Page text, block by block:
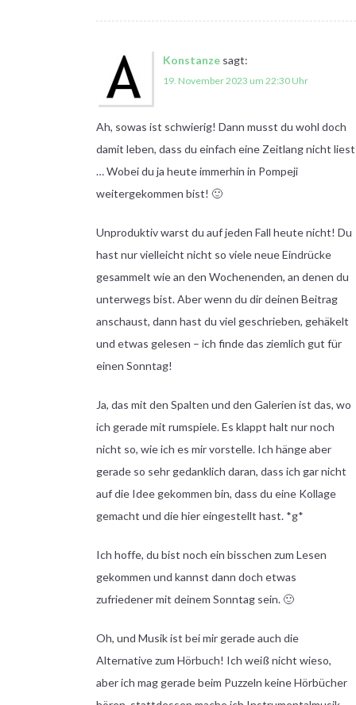
Konstanze sagt:
19. November 2023 um 22:30 Uhr
Ah, sowas ist schwierig! Dann musst du wohl doch
damit leben, dass du einfach eine Zeitlang nicht liest
… Wobei du ja heute immerhin in Pompeji
weitergekommen bist! 🙂
Unproduktiv warst du auf jeden Fall heute nicht! Du
hast nur vielleicht nicht so viele neue Eindrücke
gesammelt wie an den Wochenenden, an denen du
unterwegs bist. Aber wenn du dir deinen Beitrag
anschaust, dann hast du viel geschrieben, gehäkelt
und etwas gelesen – ich finde das ziemlich gut für
einen Sonntag!
Ja, das mit den Spalten und den Galerien ist das, wo
ich gerade mit rumspiele. Es klappt halt nur noch
nicht so, wie ich es mir vorstelle. Ich hänge aber
gerade so sehr gedanklich daran, dass ich gar nicht
auf die Idee gekommen bin, dass du eine Kollage
gemacht und die hier eingestellt hast. *g*
Ich hoffe, du bist noch ein bisschen zum Lesen
gekommen und kannst dann doch etwas
zufriedener mit deinem Sonntag sein. 🙂
Oh, und Musik ist bei mir gerade auch die
Alternative zum Hörbuch! Ich weiß nicht wieso,
aber ich mag gerade beim Puzzeln keine Hörbücher